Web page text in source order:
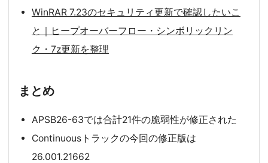
WinRAR 7.23のセキュリティ更新で確認したいこ
と｜ヒープオーバーフロー・シンボリックリン
ク・7z更新を整理
まとめ
APSB26-63では合計21件の脆弱性が修正された
Continuousトラックの今回の修正版は
26.001.21662